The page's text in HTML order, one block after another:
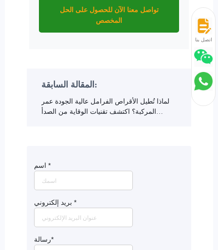
تواصل معنا الآن للحصول على الحل
المخصص
المقالة السابقة:
لماذا تُطيل الأقراص الفرامل عالية الجودة عمر
المركبة؟ اكتشف تقنيات الوقاية من الصدأ
*
*
رسالة*
اتصل بنا